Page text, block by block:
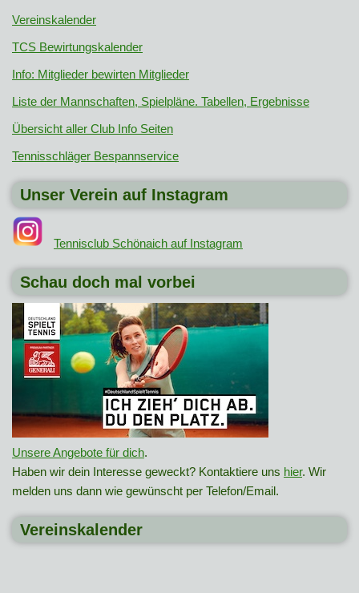
Vereinskalender
TCS Bewirtungskalender
Info: Mitglieder bewirten Mitglieder
Liste der Mannschaften, Spielpläne. Tabellen, Ergebnisse
Übersicht aller Club Info Seiten
Tennisschläger Bespannservice
Unser Verein auf Instagram
Tennisclub Schönaich auf Instagram
Schau doch mal vorbei
Unsere Angebote für dich.
Haben wir dein Interesse geweckt? Kontaktiere uns hier. Wir
melden uns dann wie gewünscht per Telefon/Email.
Vereinskalender